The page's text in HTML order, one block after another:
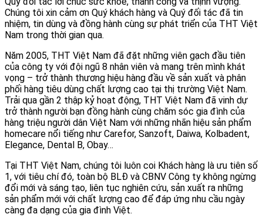
Chúng tôi xin cảm ơn Quý khách hàng và Quý đối tác đã tin
nhiệm, tin dùng và đồng hành cùng sự phát triển của THT Việt
Nam trong thời gian qua.
Năm 2005, THT Việt Nam đã đặt những viên gạch đầu tiên
của công ty với đội ngũ 8 nhân viên và mang trên mình khát
vọng – trở thành thương hiệu hàng đầu về sản xuất và phân
phối hàng tiêu dùng chất lượng cao tại thị trường Việt Nam.
Trải qua gần 2 thập kỷ hoạt động, THT Việt Nam đã vinh dự
trở thành người bạn đồng hành cùng chăm sóc gia đình của
hàng triệu người dân Việt Nam với những nhãn hiệu sản phẩm
homecare nổi tiếng như Carefor, Sanzoft, Daiwa, Kolbadent,
Elegance, Dental B, Obay…
Tại THT Việt Nam, chúng tôi luôn coi Khách hàng là ưu tiên số
1, với tiêu chí đó, toàn bộ BLĐ và CBNV Công ty không ngừng
đổi mới và sáng tạo, liên tục nghiên cứu, sản xuất ra những
sản phẩm mới với chất lượng cao để đáp ứng nhu cầu ngày
càng đa dạng của gia đình Việt.